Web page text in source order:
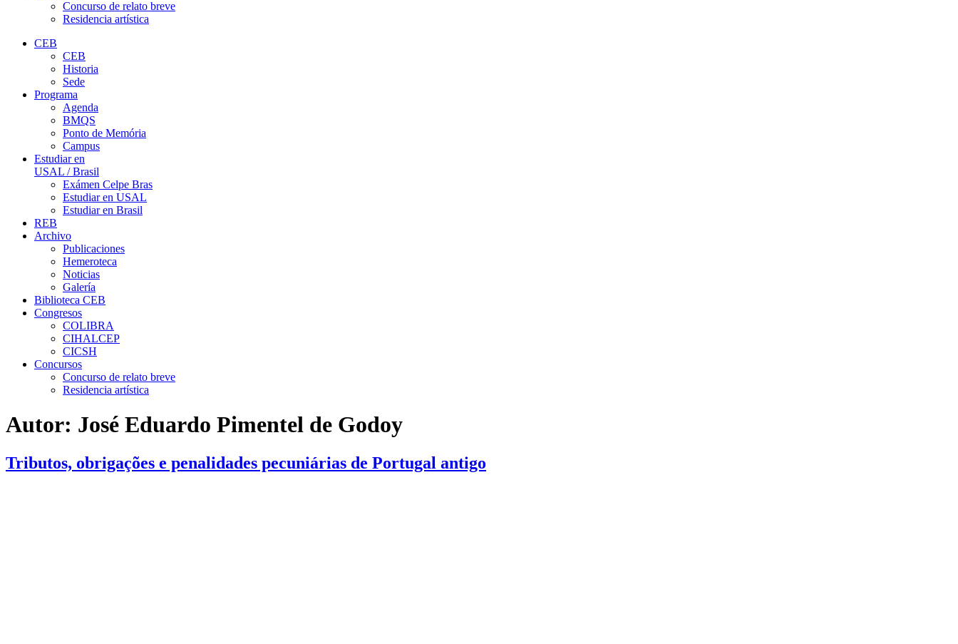
Concurso de relato breve
Residencia artística
CEB
CEB
Historia
Sede
Programa
Agenda
BMQS
Ponto de Memória
Campus
Estudiar en
USAL / Brasil
Exámen Celpe Bras
Estudiar en USAL
Estudiar en Brasil
REB
Archivo
Publicaciones
Hemeroteca
Noticias
Galería
Biblioteca CEB
Congresos
COLIBRA
CIHALCEP
CICSH
Concursos
Concurso de relato breve
Residencia artística
Autor: José Eduardo Pimentel de Godoy
Tributos, obrigações e penalidades pecuniárias de Portugal antigo